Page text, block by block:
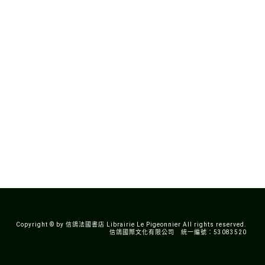
Copyright © by 信鴿法國書店 Librairie Le Pigeonnier All rights reserved.
信鴿國際文化有限公司 統一編號：53083520